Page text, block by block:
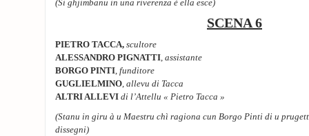
(Si ghjimbanu in una riverenza è ella esce)
SCENA 6
PIETRO TACCA, scultore
ALESSANDRO PIGNATTI assistante
BORGO PINTI funditore
GUGLIELMINO allevu di Tacca
ALTRI ALLEVI di l’Attellu « Pietro Tacca »
(Stanu in giru à u Maestru chì ragiona cun Borgo Pinti di u
dissegni)